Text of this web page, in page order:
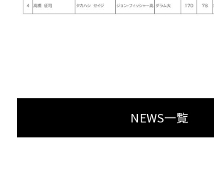
NEWS一覧